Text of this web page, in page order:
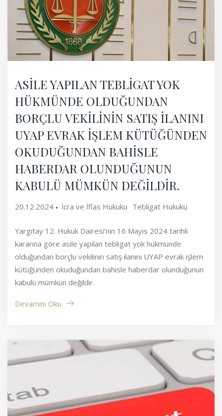
ASİLE YAPILAN TEBLİGAT YOK
HÜKMÜNDE OLDUĞUNDAN
BORÇLU VEKİLİNİN SATIŞ İLANINI
UYAP EVRAK İŞLEM KÜTÜĞÜNDEN
OKUDUĞUNDAN BAHİSLE
HABERDAR OLUNDUĞUNUN
KABULÜ MÜMKÜN DEĞİLDİR.
20.12.2024 İcra ve İflas Hukuku Tebligat Hukuku
Yargıtay 12. Hukuk Dairesi’nin 16 Mayıs 2024 tarihli
kararına göre asile yapılan tebligat yok hükmünde
olduğundan borçlu vekilinin satış ilanını UYAP evrak işlem
kütüğünden okuduğundan bahisle haberdar olunduğunun
kabulü mümkün değildir.
Devamını Oku